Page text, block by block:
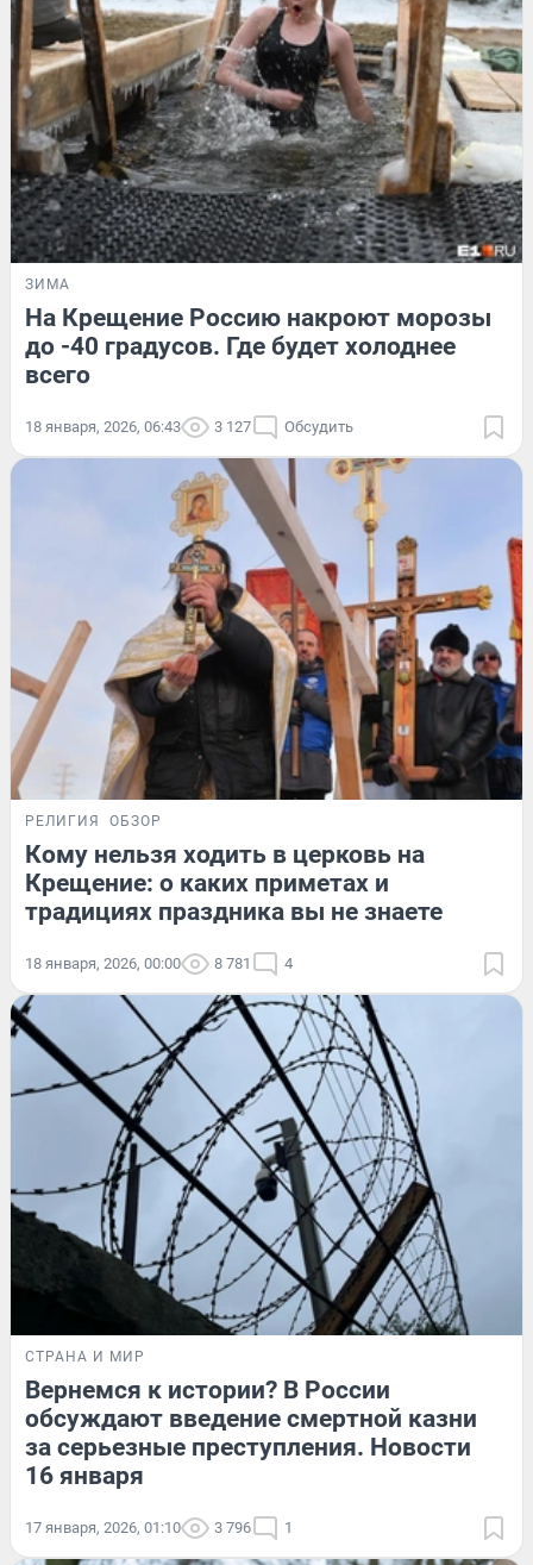
ЗИМА
На Крещение Россию накроют морозы
до -40 градусов. Где будет холоднее
всего
18 января, 2026, 06:43 3 127 Обсудить
РЕЛИГИЯ ОБЗОР
Кому нельзя ходить в церковь на
Крещение: о каких приметах и
традициях праздника вы не знаете
18 января, 2026, 00:00 8 781 4
СТРАНА И МИР
Вернемся к истории? В России
обсуждают введение смертной казни
за серьезные преступления. Новости
16 января
17 января, 2026, 01:10 3 796 1